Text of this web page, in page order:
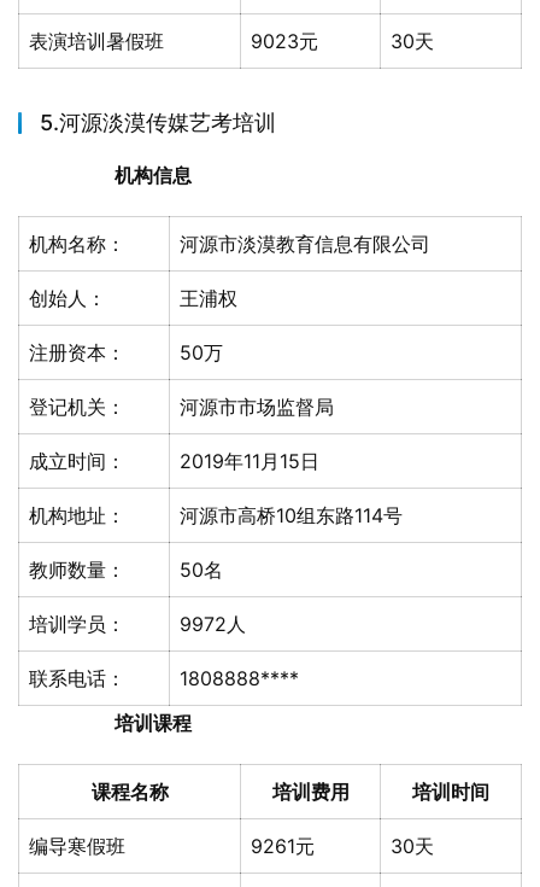
表演培训暑假班 9023元 30天
5.河源淡漠传媒艺考培训
机构信息
机构名称： 河源市淡漠教育信息有限公司
创始人： 王浦权
注册资本： 50万
登记机关： 河源市市场监督局
成立时间： 2019年11月15日
机构地址： 河源市高桥10组东路114号
教师数量： 50名
培训学员： 9972人
联系电话：
1808888****
培训课程
课程名称 培训费用 培训时间
编导寒假班 9261元 30天